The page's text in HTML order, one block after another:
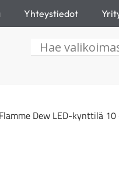
Yhteystiedot
Dew LED-kynttilä 10